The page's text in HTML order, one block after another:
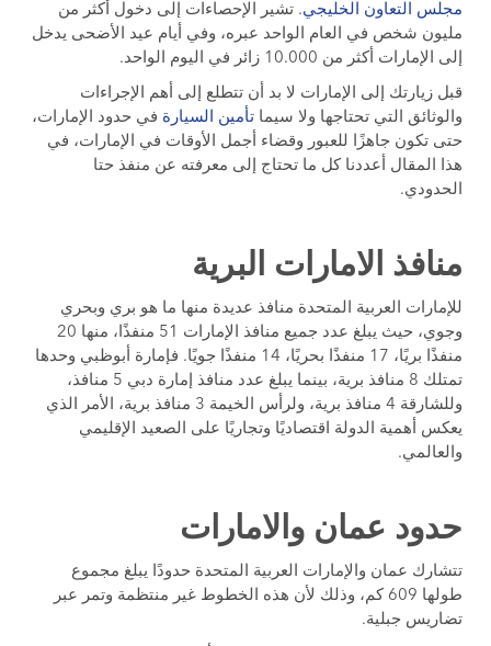
مجلس التعاون الخليجي. تشير الإحصاءات إلى دخول أكثر من
مليون شخص في العام الواحد عبره، وفي أيام عيد الأضحى يدخل
إلى الإمارات أكثر من 10.000 زائر في اليوم الواحد.
قبل زيارتك إلى الإمارات لا بد أن تتطلع إلى أهم الإجراءات
والوثائق التي تحتاجها ولا سيماتأمين السيارة في حدود الإمارات،
حتى تكون جاهزًا للعبور وقضاء أجمل الأوقات في الإمارات، في
هذا المقال أعددنا كل ما تحتاج إلى معرفته عن منفذ حتا
الحدودي.
منافذ الامارات البرية
للإمارات العربية المتحدة منافذ عديدة منها ما هو بري وبحري
وجوي، حيث يبلغ عدد جميع منافذ الإمارات 51 منفذًا، منها 20
منفذًا بريًا، 17 منفذًا بحريًا، 14 منفذًا جويًا. فإمارة أبوظبي وحدها
تمتلك 8 منافذ برية، بينما يبلغ عدد منافذ إمارة دبي 5 منافذ،
وللشارقة 4 منافذ برية، ولرأس الخيمة 3 منافذ برية، الأمر الذي
يعكس أهمية الدولة اقتصاديًا وتجاريًا على الصعيد الإقليمي
والعالمي.
حدود عمان والامارات
تتشارك عمان والإمارات العربية المتحدة حدودًا يبلغ مجموع
طولها 609 كم، وذلك لأن هذه الخطوط غير منتظمة وتمر عبر
تضاريس جبلية.